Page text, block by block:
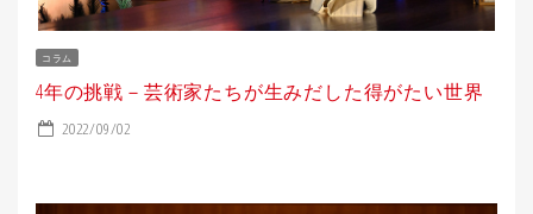
コラム
4年の挑戦－芸術家たちが生みだした得がたい世界
2022/09/02